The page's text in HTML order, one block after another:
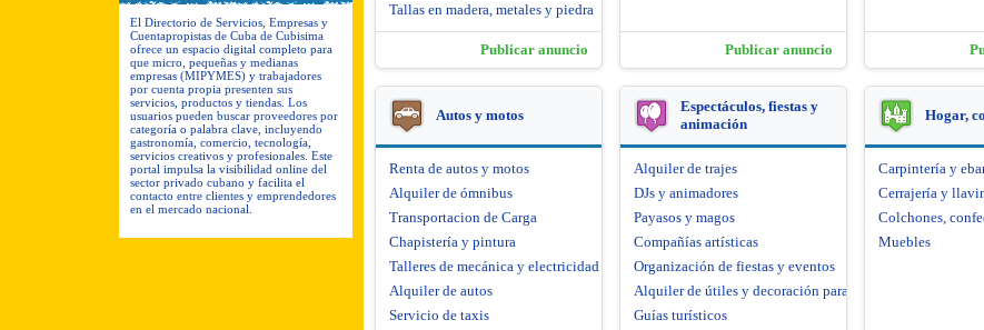
El Directorio de Servicios, Empresas y
Cuentapropistas de Cuba de Cubisima
ofrece un espacio digital completo para
que micro, pequeñas y medianas
empresas (MIPYMES) y trabajadores
por cuenta propia presenten sus
servicios, productos y tiendas. Los
usuarios pueden buscar proveedores por
categoría o palabra clave, incluyendo
gastronomía, comercio, tecnología,
servicios creativos y profesionales. Este
portal impulsa la visibilidad online del
sector privado cubano y facilita el
contacto entre clientes y emprendedores
en el mercado nacional.
Tallas en madera, metales y piedra
Publicar anuncio Publicar anuncio
Autos y motos
Renta de autos y motos
Alquiler de ómnibus
Transportacion de Carga
Chapistería y pintura
Talleres de mecánica y electricidad
Alquiler de autos
Servicio de taxis
Espectáculos, fiestas y
animación
Alquiler de trajes
DJs y animadores
Payasos y magos
Compañías artísticas
Organización de fiestas y eventos
Alquiler de útiles y decoración para fiestas
Guías turísticos
Hogar,
Carpintería y
Cerrajería y
Colchones,
Muebles